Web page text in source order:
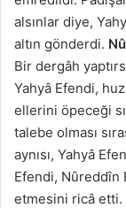
alsınlar diye,
altın gönderdi.
Bir dergâh
Yahyâ Efendi,
ellerini öpeceği
talebe olması
aynısı, Yahyâ
Efendi, Nûreddîn
etmesini ricâ etti.